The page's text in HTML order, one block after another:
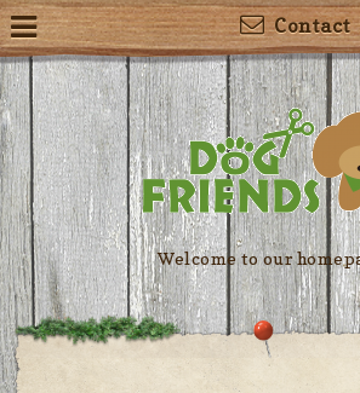
Contact
Welcome to our